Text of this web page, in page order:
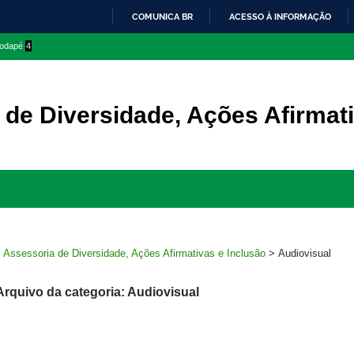
O
COMUNICA BR ACESSO À INFORMAÇÃO
4
Diversidade, Ações
Assessoria de Diversidade, Ações Afirmativas e Inclusão > Audiovisual
da categoria: Audiovisual